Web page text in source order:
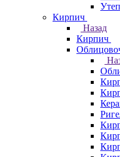
Кирпич
Назад
Кирпич